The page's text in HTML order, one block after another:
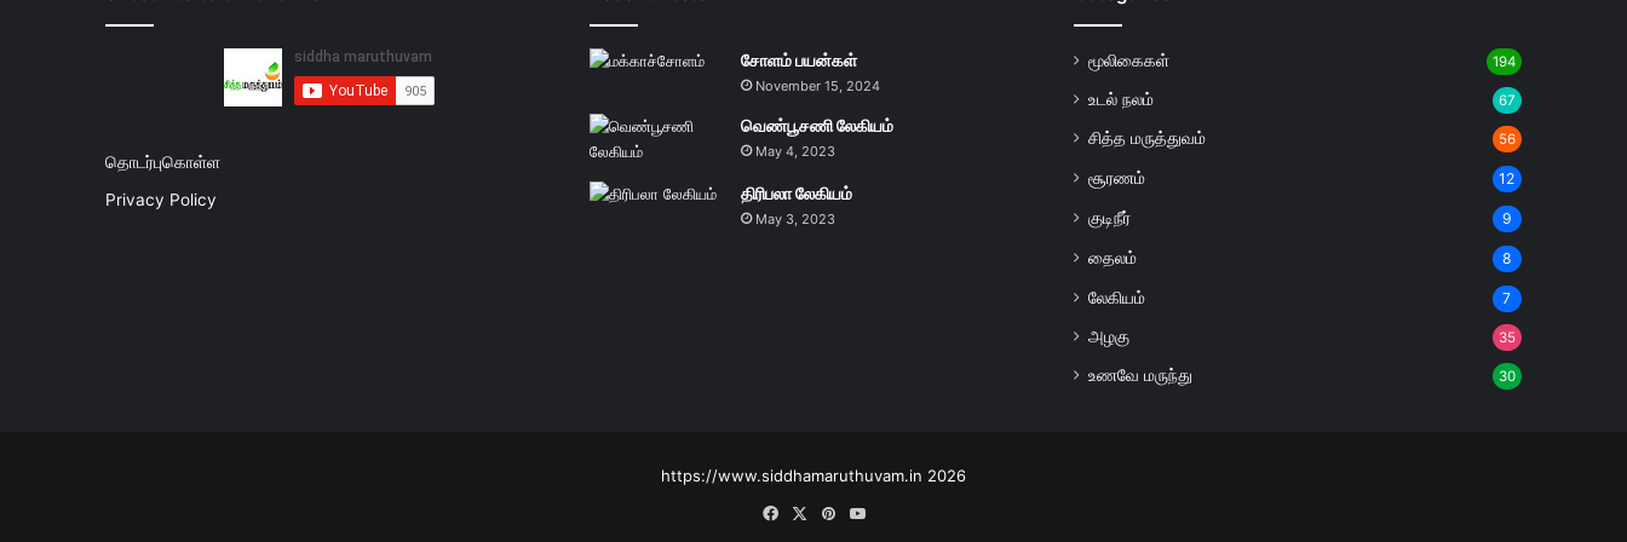
தொடர்புகொள்ள
Privacy Policy
சோளம் பயன்கள்
November 15, 2024
வெண்பூசணி லேகியம்
May 4, 2023
திரிபலா லேகியம்
May 3, 2023
மூலிகைகள் 194
உடல் நலம் 67
சித்த மருத்துவம் 56
சூரணம் 12
குடிநீர் 9
தைலம் 8
லேகியம் 7
அழகு 35
உணவே மருந்து 30
https://www.siddhamaruthuvam.in 2026
FacebookPinterestYouTube